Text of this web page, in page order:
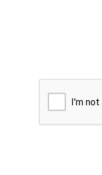
I'm not